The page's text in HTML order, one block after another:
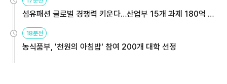
섬유패션 글로벌 경쟁력 키운다…산업부 15개 과제 180억 지
원
18분전
농식품부, '천원의 아침밥' 참여 200개 대학 선정